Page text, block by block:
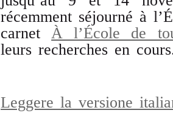
récemment séjourné à
carnetÀ l’École de
leurs recherches en
Leggere la versione